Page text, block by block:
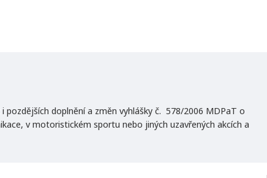
doplnění a změn vyhlášky č. 578/2006 MDPaT o
v motoristickém sportu nebo jiných uzavřených akcích a